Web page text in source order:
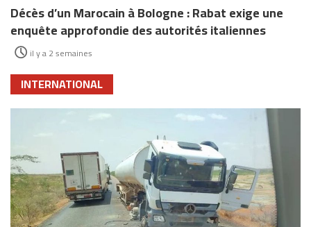
Décès d’un Marocain à Bologne : Rabat exige une
enquête approfondie des autorités italiennes
il y a 2 semaines
INTERNATIONAL